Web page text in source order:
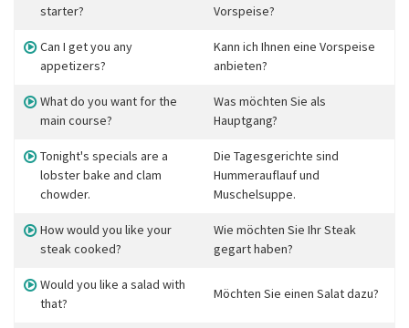
starter? Vorspeise?
Can I get you any
appetizers?
Kann ich Ihnen eine Vorspeise
anbieten?
What do you want for the
main course?
Was möchten Sie als
Hauptgang?
Tonight's specials are a
lobster bake and clam
chowder.
Die Tagesgerichte sind
Hummerauflauf und
Muschelsuppe.
How would you like your
steak cooked?
Wie möchten Sie Ihr Steak
gegart haben?
Would you like a salad with
that?
Möchten Sie einen Salat dazu?